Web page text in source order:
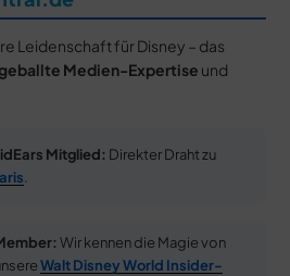
Leidenschaft für Disney – das
geballte Medien-Expertise und
Mitglied: Direkter Draht zu
.
Wir kennen die Magie von
Walt Disney World Insider-